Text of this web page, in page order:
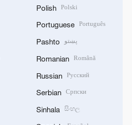
Polish Polski
Portuguese Português
Pashto پښتو
Romanian Română
Russian Русский
Serbian Српски
Sinhala සිංහල